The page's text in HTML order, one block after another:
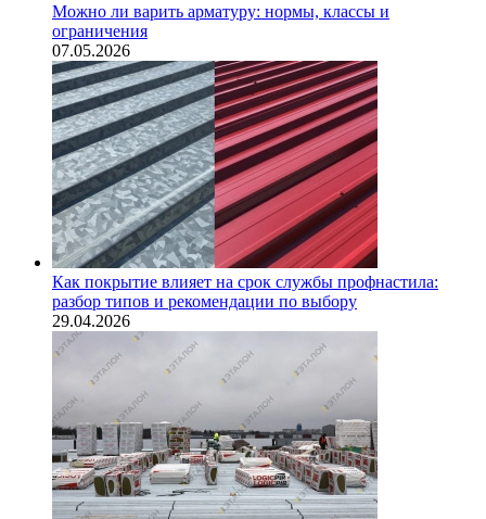
Можно ли варить арматуру: нормы, классы и
ограничения
07.05.2026
Как покрытие влияет на срок службы профнастила:
разбор типов и рекомендации по выбору
29.04.2026